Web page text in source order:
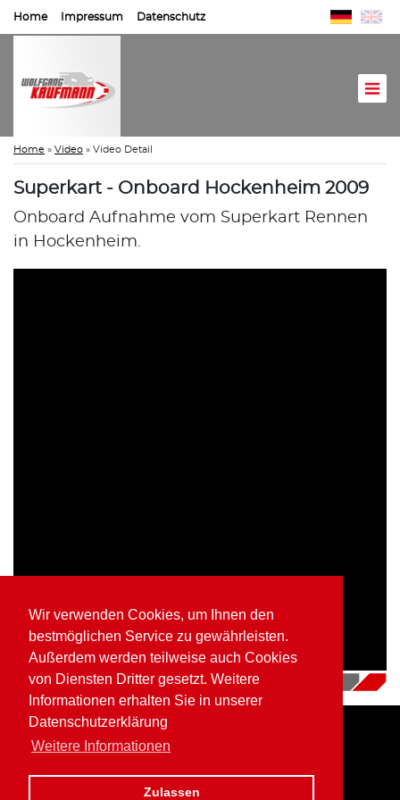
Wir verwenden Cookies, um Ihnen den
bestmöglichen Service zu gewährleisten.
Außerdem werden teilweise auch Cookies
von Diensten Dritter gesetzt. Weitere
Informationen erhalten Sie in unserer
Datenschutzerklärung
Weitere Informationen
Zulassen
Home Impressum Datenschutz
Home » Video » Video Detail
Superkart - Onboard Hockenheim 2009
Onboard Aufnahme vom Superkart Rennen
in Hockenheim.
16.07.2018
Home Impressum